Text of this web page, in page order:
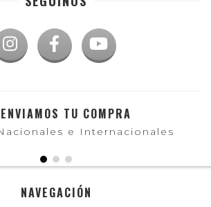
ENVIAMOS TU COMPRA
e Internacionales
NAVEGACIÓN